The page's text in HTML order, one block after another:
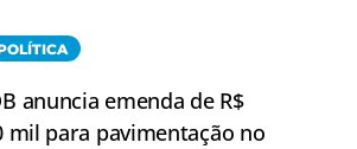
anuncia emenda de R$
mil para pavimentação no